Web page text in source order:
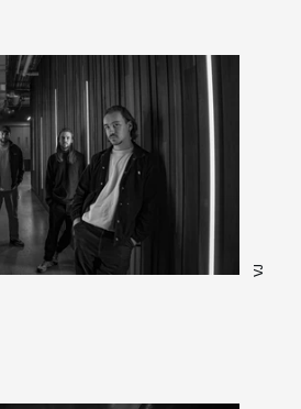
VJ